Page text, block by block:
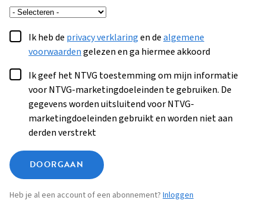
Ik heb de privacy verklaringen dealgemene
voorwaardengelezen en ga hiermee akkoord
Ik geef het NTVG toestemming om mijn informatie
voor NTVG-marketingdoeleinden te gebruiken. De
gegevens worden uitsluitend voor NTVG-
marketingdoeleinden gebruikt en worden niet aan
derden verstrekt
DOORGAAN
Heb je al een account of een abonnement? Inloggen